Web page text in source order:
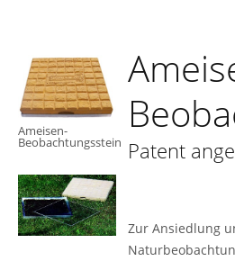
Ameisen-
Beobachtungsstein Patent
Zur Ansiedlung